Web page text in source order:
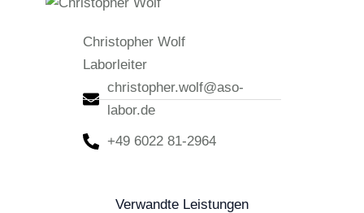
Christopher Wolf
Laborleiter
christopher.wolf@aso-
labor.de
+49 6022 81-2964
Verwandte Leistungen